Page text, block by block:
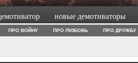
новые демотиваторы
ПРО ВОЙНУ ПРО ЛЮБОВЬ ПРО ДРУЖБУ